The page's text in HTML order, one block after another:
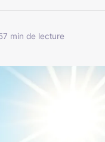
7 min de lecture